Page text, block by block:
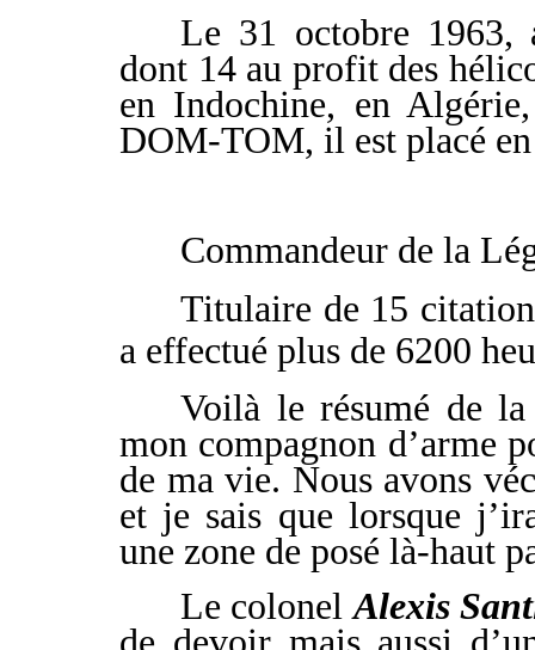
Le 31 octobre 1963,
dont 14 au profit des
en Indochine, en
DOM-TOM, il est placé
Commandeur de la
Titulaire de 15
a effectué plus de 6200
Voilà le résumé de
mon compagnon d’arme
de ma vie. Nous avons
et je sais que lorsque
une zone de posé là-haut
Le colonelAlexis